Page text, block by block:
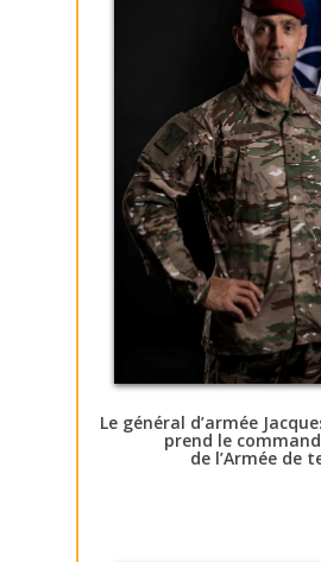
Le général d’armée
prend le
de l’Armée de